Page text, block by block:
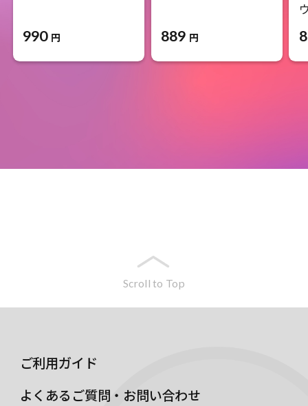
990 円 889 円
Scroll to Top
ご利用ガイド
よくあるご質問・お問い合わせ